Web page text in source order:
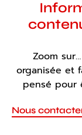
Zoom
organisée et
pensé pour
Nous